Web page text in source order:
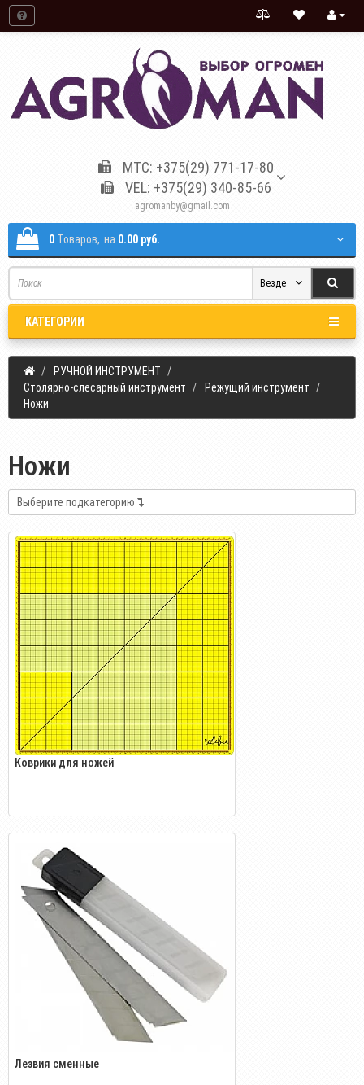
МТС: +375(29) 771-17-80
VEL: +375(29) 340-85-66
agromanby@gmail.com
0 Tоваров, на 0.00 руб.
Везде
КАТЕГОРИИ
РУЧНОЙ ИНСТРУМЕНТ
Столярно-слесарный инструмент
Режущий инструмент
Ножи
Ножи
Выберите подкатегорию
Коврики для ножей
Лезвия сменные